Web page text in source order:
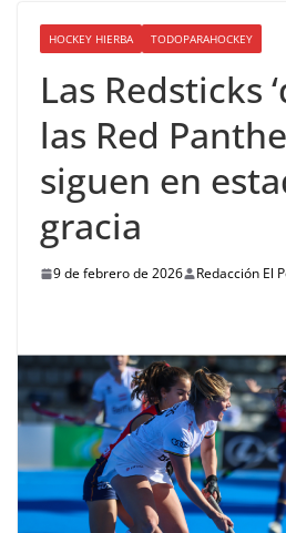
HOCKEY HIERBA TODOPARAHOCKEY
Las Redsticks
las Red
siguen en
gracia
9 de febrero de 2026 Redacción El